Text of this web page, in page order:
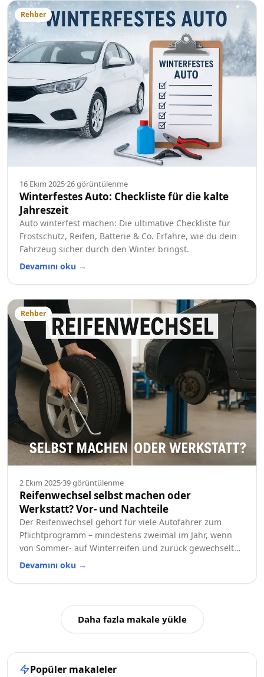
Rehber
16 Ekim 2025·26görüntülenme
Winterfestes Auto: Checkliste für die kalte
Jahreszeit
Auto winterfest machen: Die ultimative Checkliste für
Frostschutz, Reifen, Batterie & Co. Erfahre, wie du dein
Fahrzeug sicher durch den Winter bringst.
Devamını oku →
Rehber
2 Ekim 2025·39görüntülenme
Reifenwechsel selbst machen oder
Werkstatt? Vor- und Nachteile
Der Reifenwechsel gehört für viele Autofahrer zum
Pflichtprogramm – mindestens zweimal im Jahr, wenn
von Sommer- auf Winterreifen und zurück gewechselt
wird. Doch stellt sich die Frage: Selbst Hand anlegen
Vor- und Nachteile beider Optionen.
Devamını oku →
Daha fazla makale yükle
Popüler makaleler